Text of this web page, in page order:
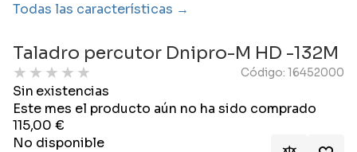
Todas las características
Taladro percutor Dnipro-M HD -132M
★ ★ ★ ★ ★ Código: 16452000
Sin existencias
Este mes el producto aún no ha sido comprado
115,00€
No disponible